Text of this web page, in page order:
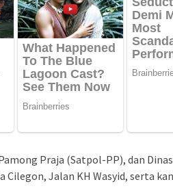
Praja (Satpol-PP), dan
Cilegon, Jalan KH Wasyid, serta